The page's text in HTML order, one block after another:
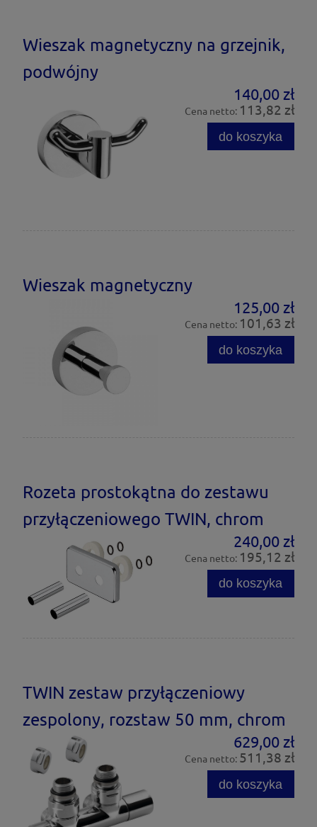
Wieszak magnetyczny na grzejnik,
podwójny
140,00 zł
Cena netto: 113,82 zł
do koszyka
Wieszak magnetyczny
125,00 zł
Cena netto: 101,63 zł
do koszyka
Rozeta prostokątna do zestawu
przyłączeniowego TWIN, chrom
240,00 zł
Cena netto: 195,12 zł
do koszyka
TWIN zestaw przyłączeniowy
zespolony, rozstaw 50 mm, chrom
629,00 zł
Cena netto: 511,38 zł
do koszyka